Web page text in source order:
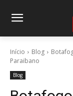
Início Blog
Paraibano
Blog